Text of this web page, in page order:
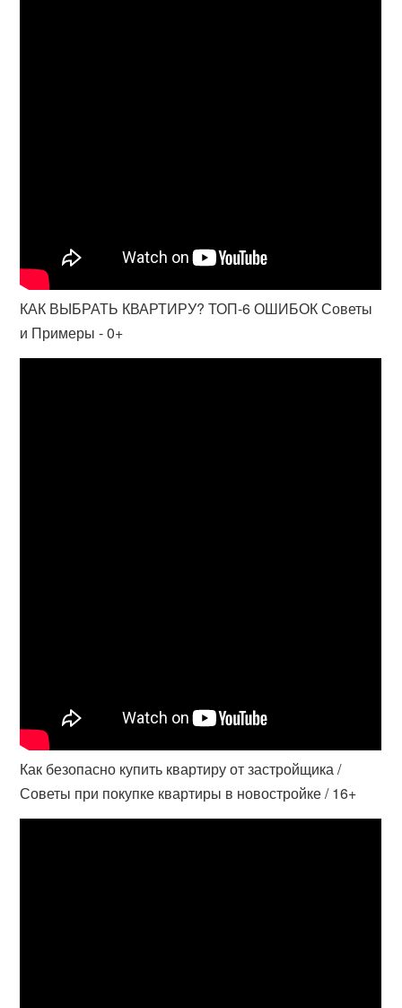
КАК ВЫБРАТЬ КВАРТИРУ? ТОП-6 ОШИБОК Советы
и Примеры - 0+
Как безопасно купить квартиру от застройщика /
Советы при покупке квартиры в новостройке / 16+